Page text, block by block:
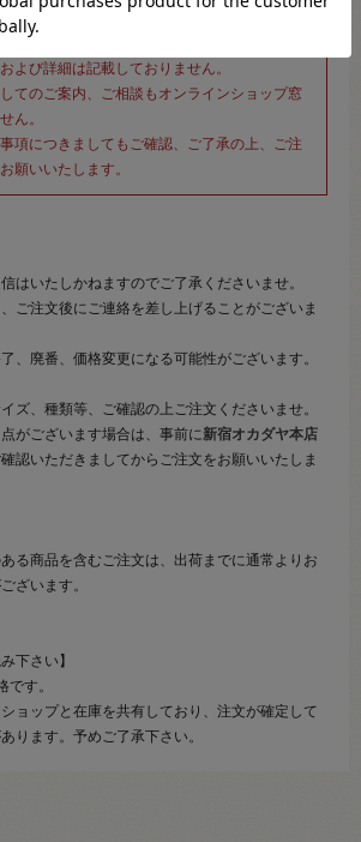
頭にてあらかじめ商品詳細および商品コード
でご注文いただけるページです。
よび詳細は記載しておりません。
てのご案内、ご相談もオンラインショップ窓
ん。
項につきましてもご確認、ご了承の上、ご注
願いいたします。
はいたしかねますのでご了承くださいませ。
ご注文後にご連絡を差し上げることがございま
、廃番、価格変更になる可能性がございます。
ズ、種類等、ご確認の上ご注文くださいませ。
がございます場合は、事前に新宿オカダヤ本店
認いただきましてからご注文をお願いいたしま
ある商品を含むご注文は、出荷までに通常よりお
ざいます。
下さい】
です。
ョップと在庫を共有しており、注文が確定して
ります。予めご了承下さい。